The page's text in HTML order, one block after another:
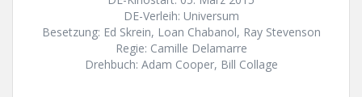
DE-Verleih: Universum
Besetzung: Ed Skrein, Loan Chabanol, Ray Stevenson
Regie: Camille Delamarre
Drehbuch: Adam Cooper, Bill Collage